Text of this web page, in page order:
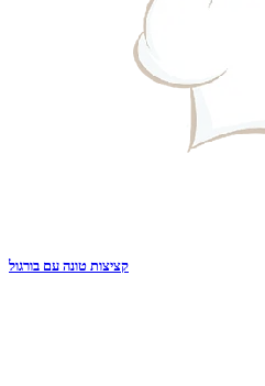
קציצות טונה עם בורגול